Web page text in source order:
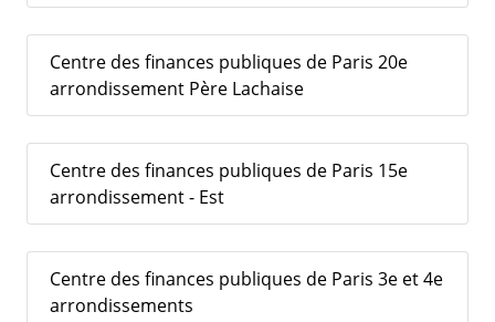
Centre des finances publiques de Paris 20e
arrondissement Père Lachaise
Centre des finances publiques de Paris 15e
arrondissement - Est
Centre des finances publiques de Paris 3e et 4e
arrondissements